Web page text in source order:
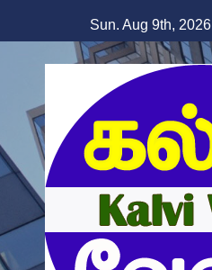
to
content
Sun. Aug 9th, 2026